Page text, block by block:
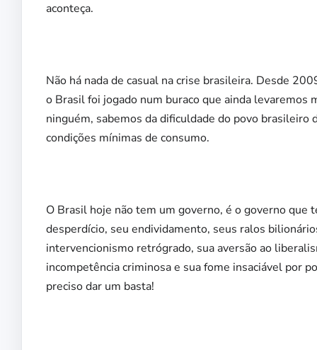
aconteça.
Não há nada de casual na crise brasileira. Desde
o Brasil foi jogado num buraco que ainda levaremos
ninguém, sabemos da dificuldade do povo
condições mínimas de consumo.
O Brasil hoje não tem um governo, é o governo que
desperdício, seu endividamento, seus ralos
intervencionismo retrógrado, sua aversão ao
incompetência criminosa e sua fome insaciável por
preciso dar um basta!